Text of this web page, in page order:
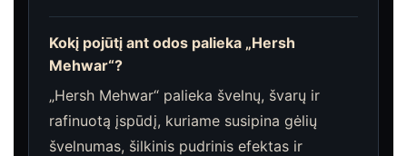
Kokį pojūtį ant odos palieka „Hersh
Mehwar“?
„Hersh Mehwar“ palieka švelnų, švarų ir
rafinuotą įspūdį, kuriame susipina gėlių
švelnumas, šilkinis pudrinis efektas ir